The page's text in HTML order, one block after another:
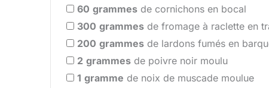
60 grammes de cornichons en bocal
300 grammes de fromage à raclette en
200 grammes de lardons fumés en
2 grammes de poivre noir moulu
1 gramme de noix de muscade moulue